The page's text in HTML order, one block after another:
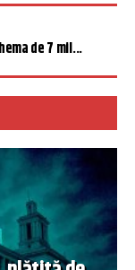
de 7 mil...